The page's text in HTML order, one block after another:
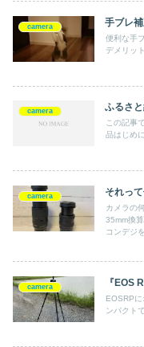
camera 手ブレ
便利な手
デメリッ
camera ふるさ
この記事
品はじめ
camera それっ
カメラの
35mm換
コンデジ
camera 『EOS
EOSRP
ンパクト